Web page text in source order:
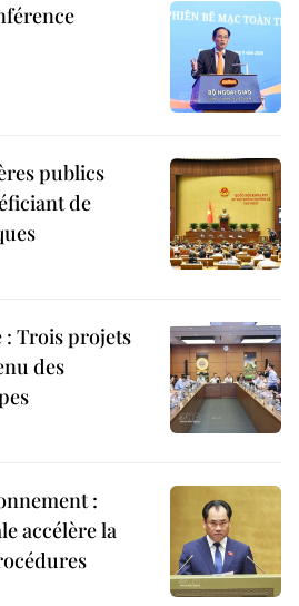
publics
de
: Trois projets
des
:
accélère la